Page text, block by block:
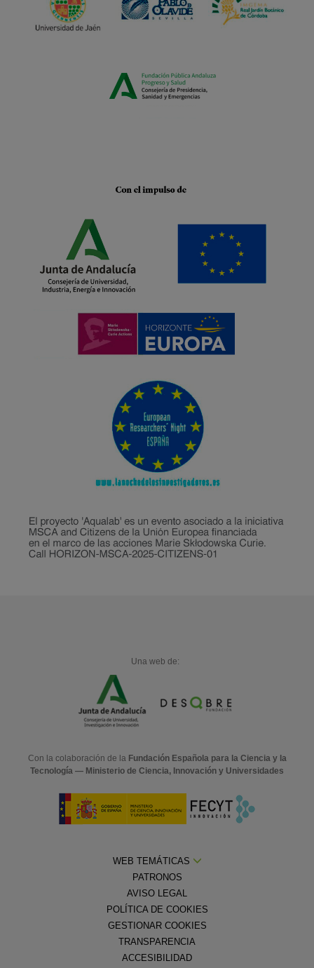
Una web de:
Con la colaboración de la Fundación Española para la Ciencia y la
Tecnología — Ministerio de Ciencia, Innovación y Universidades
WEB TEMÁTICAS
PATRONOS
AVISO LEGAL
POLÍTICA DE COOKIES
GESTIONAR COOKIES
TRANSPARENCIA
ACCESIBILIDAD